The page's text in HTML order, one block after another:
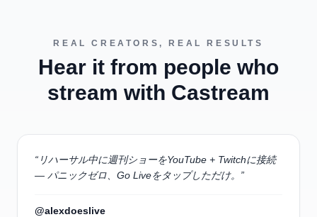
REAL CREATORS, REAL RESULTS
Hear it from people who
stream with Castream
“ リハーサル中に週刊ショーをYouTube + Twitchに接続
— パニックゼロ、Go Liveをタップしただけ。 ”
@alexdoeslive